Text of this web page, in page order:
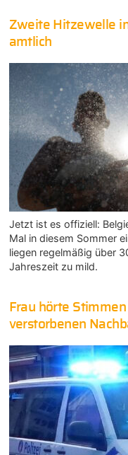
Zweite Hitzewelle
amtlich
Jetzt ist es offiziell:
Mal in diesem Sommer
liegen regelmäßig über
Jahreszeit zu mild.
Frau hörte
verstorbenen